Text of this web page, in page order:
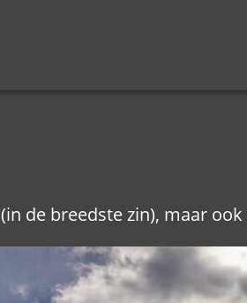
(in de breedste zin), maar ook